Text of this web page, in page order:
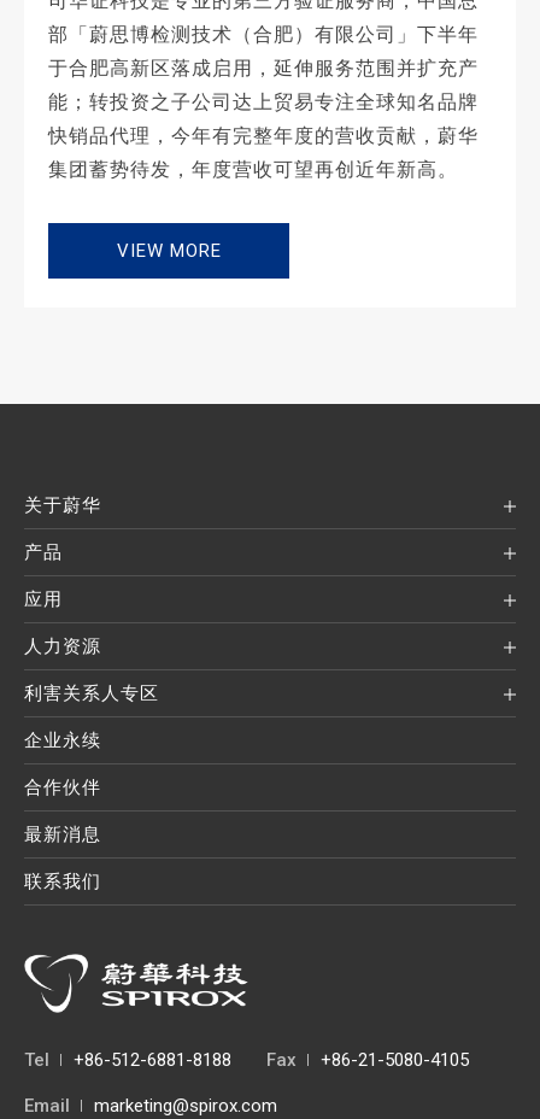
部「蔚思博检测技术（合肥）有限公司」下半年
于合肥高新区落成启用，延伸服务范围并扩充产
能；转投资之子公司达上贸易专注全球知名品牌
快销品代理，今年有完整年度的营收贡献，蔚华
集团蓄势待发，年度营收可望再创近年新高。
VIEW MORE
关于蔚华
产品
应用
人力资源
利害关系人专区
企业永续
合作伙伴
最新消息
联系我们
Tel +86-512-6881-8188 Fax +86-21-5080-4105
Email marketing@spirox.com